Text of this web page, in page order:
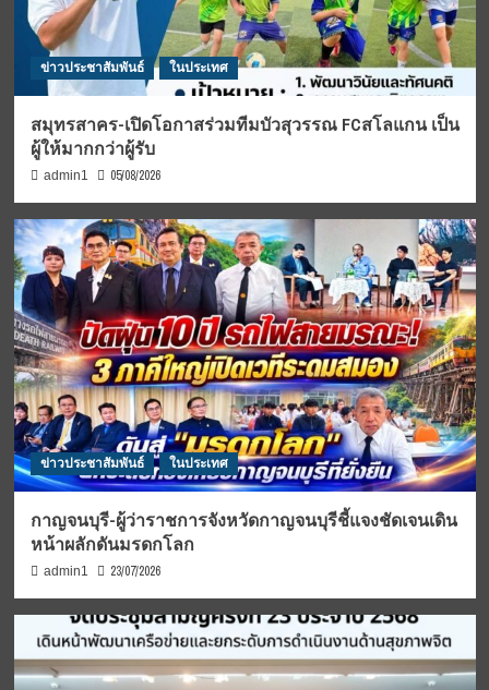
ข่าวประชาสัมพันธ์ ในประเทศ
สมุทรสาคร-เปิดโอกาสร่วมทีมบัวสุวรรณ FCสโลแกน เป็น
ผู้ให้มากกว่าผู้รับ
admin1 05/08/2026
ข่าวประชาสัมพันธ์ ในประเทศ
กาญจนบุรี-ผู้ว่าราชการจังหวัดกาญจนบุรีชี้แจงชัดเจนเดิน
หน้าผลักดันมรดกโลก
admin1 23/07/2026